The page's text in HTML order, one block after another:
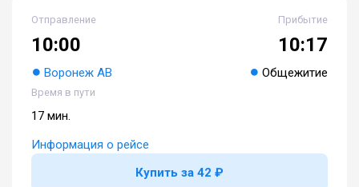
Отправление
10:00
Воронеж АВ
Прибытие
10:17
Общежитие
Время в пути
17 мин.
Информация о рейсе
Купить за 42 ₽